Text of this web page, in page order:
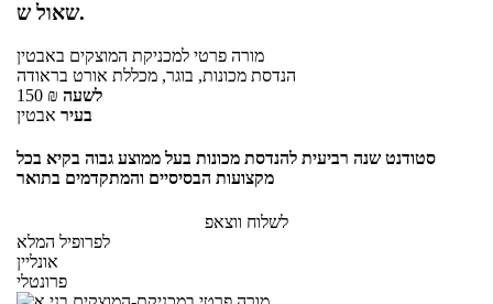
שאול ש.
מורה פרטי למכניקת המוצקים באבטין
הנדסת מכונות, בוגר, מכללת אורט בראודה
150 ₪ לשעה
בעיר אבטין
סטודנט שנה רביעית להנדסת מכונות בעל ממוצע גבוה בקיא בכל
מקצועות הבסיסיים והמתקדמים בתואר
לשלוח ווצאפ
לפרופיל המלא
אונליין
פרונטלי